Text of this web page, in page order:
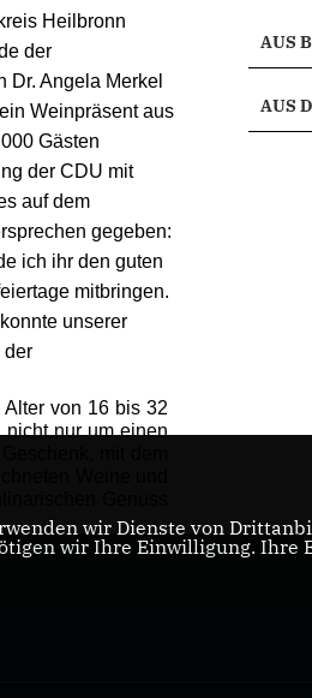
Heilbronn
der
Dr. Angela Merkel
Weinpräsent aus
Gästen
der CDU mit
auf dem
gegeben:
ich ihr den guten
mitbringen.
unserer
der
von 16 bis 32
nicht nur um einen
Genuss
AUS
AUS
wir Dienste von
wir Ihre Einwilligung. Ihre